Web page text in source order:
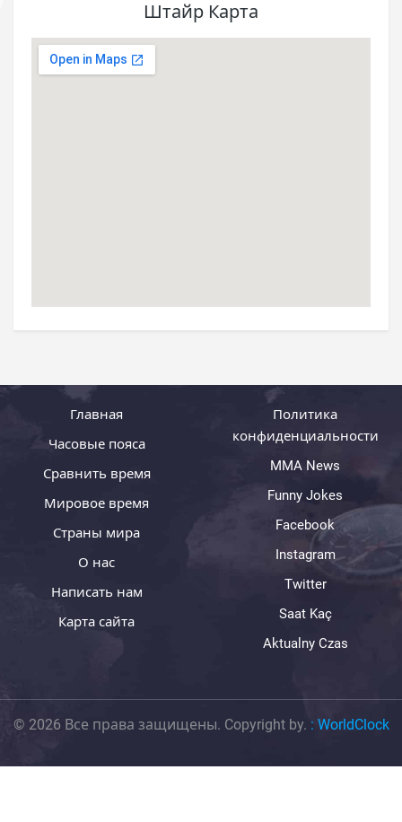
Штайр Карта
Главная
Часовые пояса
Сравнить время
Мировое время
Страны мира
О нас
Написать нам
Карта сайта
Политика
конфиденциальности
MMA News
Funny Jokes
Facebook
Instagram
Twitter
Saat Kaç
Aktualny Czas
© 2026 Все права защищены. Copyright by. : WorldClock